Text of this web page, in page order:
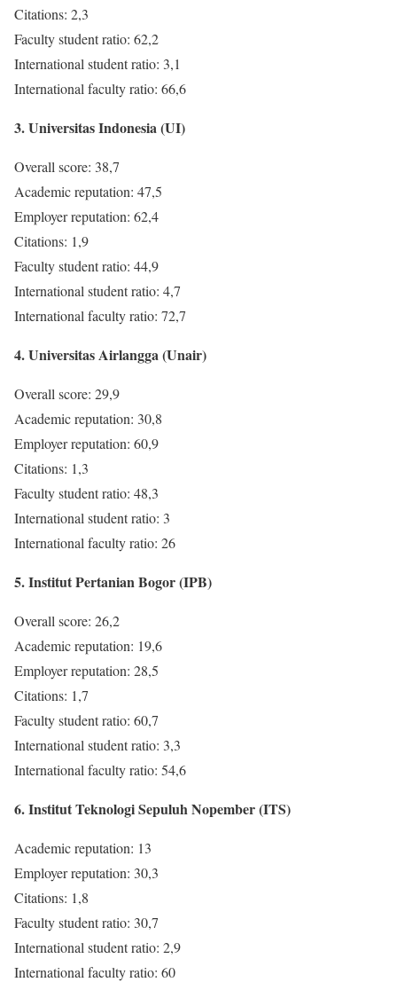
Citations: 2,3
Faculty student ratio: 62,2
International student ratio: 3,1
International faculty ratio: 66,6
3. Universitas Indonesia (UI)
Overall score: 38,7
Academic reputation: 47,5
Employer reputation: 62,4
Citations: 1,9
Faculty student ratio: 44,9
International student ratio: 4,7
International faculty ratio: 72,7
4. Universitas Airlangga (Unair)
Overall score: 29,9
Academic reputation: 30,8
Employer reputation: 60,9
Citations: 1,3
Faculty student ratio: 48,3
International student ratio: 3
International faculty ratio: 26
5. Institut Pertanian Bogor (IPB)
Overall score: 26,2
Academic reputation: 19,6
Employer reputation: 28,5
Citations: 1,7
Faculty student ratio: 60,7
International student ratio: 3,3
International faculty ratio: 54,6
6. Institut Teknologi Sepuluh Nopember (ITS)
Academic reputation: 13
Employer reputation: 30,3
Citations: 1,8
Faculty student ratio: 30,7
International student ratio: 2,9
International faculty ratio: 60